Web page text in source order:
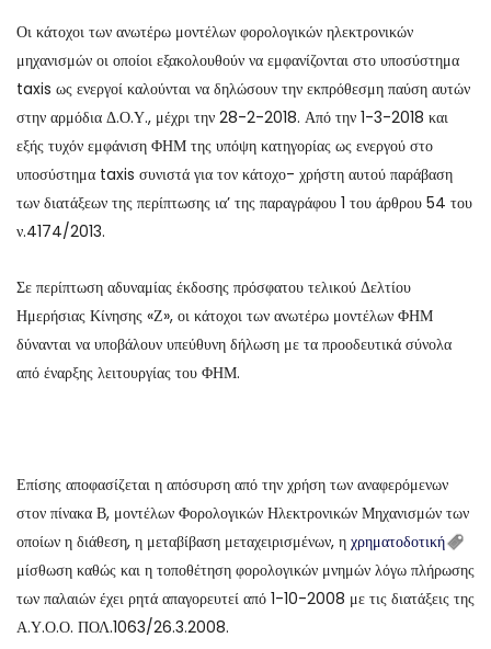
Οι κάτοχοι των ανωτέρω μοντέλων φορολογικών ηλεκτρονικών
μηχανισμών οι οποίοι εξακολουθούν να εμφανίζονται στο υποσύστημα
taxis ως ενεργοί καλούνται να δηλώσουν την εκπρόθεσμη παύση αυτών
στην αρμόδια Δ.Ο.Υ., μέχρι την 28-2-2018. Από την 1-3-2018 και
εξής τυχόν εμφάνιση ΦΗΜ της υπόψη κατηγορίας ως ενεργού στο
υποσύστημα taxis συνιστά για τον κάτοχο- χρήστη αυτού παράβαση
των διατάξεων της περίπτωσης ια’ της παραγράφου 1 του άρθρου 54 του
ν.4174/2013.
Σε περίπτωση αδυναμίας έκδοσης πρόσφατου τελικού Δελτίου
Ημερήσιας Κίνησης «Ζ», οι κάτοχοι των ανωτέρω μοντέλων ΦΗΜ
δύνανται να υποβάλουν υπεύθυνη δήλωση με τα προοδευτικά σύνολα
από έναρξης λειτουργίας του ΦΗΜ.
Επίσης αποφασίζεται η απόσυρση από την χρήση των αναφερόμενων
στον πίνακα Β, μοντέλων Φορολογικών Ηλεκτρονικών Μηχανισμών των
οποίων η διάθεση, η μεταβίβαση μεταχειρισμένων, η χρηματοδοτική
μίσθωση καθώς και η τοποθέτηση φορολογικών μνημών λόγω πλήρωσης
των παλαιών έχει ρητά απαγορευτεί από 1-10-2008 με τις διατάξεις της
Α.Υ.Ο.Ο. ΠΟΛ.1063/26.3.2008.